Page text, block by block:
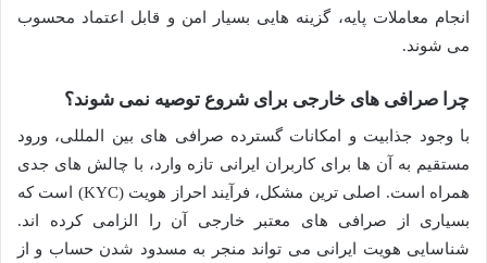
انجام معاملات پایه، گزینه هایی بسیار امن و قابل اعتماد محسوب
می شوند.
چرا صرافی های خارجی برای شروع توصیه نمی شوند؟
با وجود جذابیت و امکانات گسترده صرافی های بین المللی، ورود
مستقیم به آن ها برای کاربران ایرانی تازه وارد، با چالش های جدی
همراه است. اصلی ترین مشکل، فرآیند احراز هویت (KYC) است که
بسیاری از صرافی های معتبر خارجی آن را الزامی کرده اند.
شناسایی هویت ایرانی می تواند منجر به مسدود شدن حساب و از